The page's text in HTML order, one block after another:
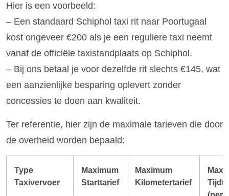
Hier is een voorbeeld:
– Een standaard Schiphol taxi rit naar Poortugaal
kost ongeveer €200 als je een reguliere taxi neemt
vanaf de officiële taxistandplaats op Schiphol.
– Bij ons betaal je voor dezelfde rit slechts €145, wat
een aanzienlijke besparing oplevert zonder
concessies te doen aan kwaliteit.
Ter referentie, hier zijn de maximale tarieven die door
de overheid worden bepaald:
Type
Taxivervoer
Maximum
Starttarief
Maximum
Kilometertarief